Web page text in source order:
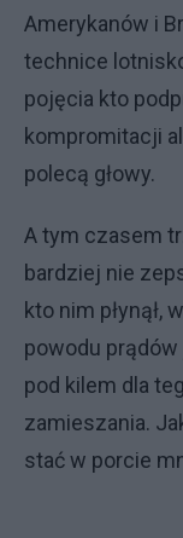
Amerykanów i
technice
pojęcia kto
kompromitacji
polecą głowy.
A tym czasem
bardziej nie
kto nim płynął,
powodu
pod kilem dla
zamieszania.
stać w porcie